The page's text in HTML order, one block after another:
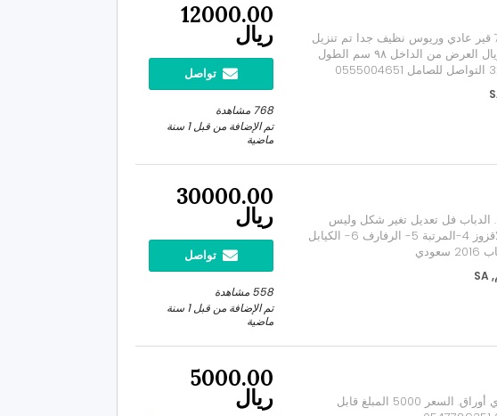
دباب هوندا موديل 2008 مقاس 700 قير عادي وريوس نظيف جدا تم تنزيل
الحد الل 12000 ريال والقلب ٣٠٠٠ ريال العرض من الداخل ٩٨ سم الطول
12000.00
ريال
تواصل
768 مشاهدة
تم الإضافة من قبل 1 سنة
ماضية
. دباب هارلي سبوستر XL B 1200cc . الدباب فل تعديل تغير شكل وليس
حوادث 1- التانكي 2- الهاند بار 3- الاقزوز 4-المرتبة 5- الرفارف 6- الكيابل
30000.00
ريال
تواصل
558 مشاهدة
تم الإضافة من قبل 1 سنة
ماضية
دباب صيني للبيع مافيه لوحة وبدون اي أوراق. السعر 5000 المبلغ قابل
5000.00
ريال